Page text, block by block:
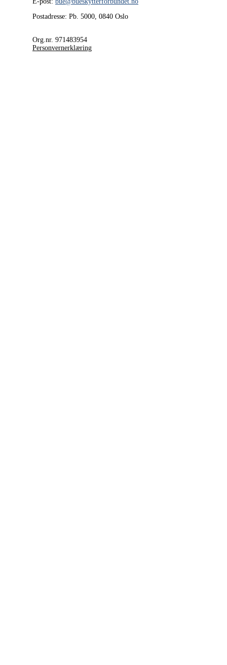
Postadresse: Pb. 5000, 0840 Oslo
Org.nr. 971483954
Personvernerklæring